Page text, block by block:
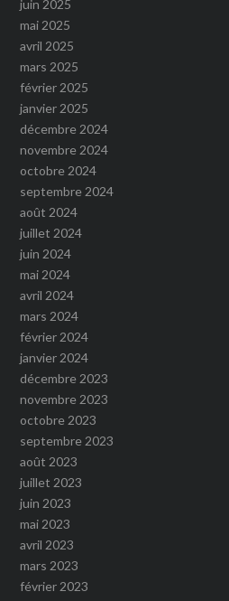
juin 2025
mai 2025
avril 2025
mars 2025
février 2025
janvier 2025
décembre 2024
novembre 2024
octobre 2024
septembre 2024
août 2024
juillet 2024
juin 2024
mai 2024
avril 2024
mars 2024
février 2024
janvier 2024
décembre 2023
novembre 2023
octobre 2023
septembre 2023
août 2023
juillet 2023
juin 2023
mai 2023
avril 2023
mars 2023
février 2023